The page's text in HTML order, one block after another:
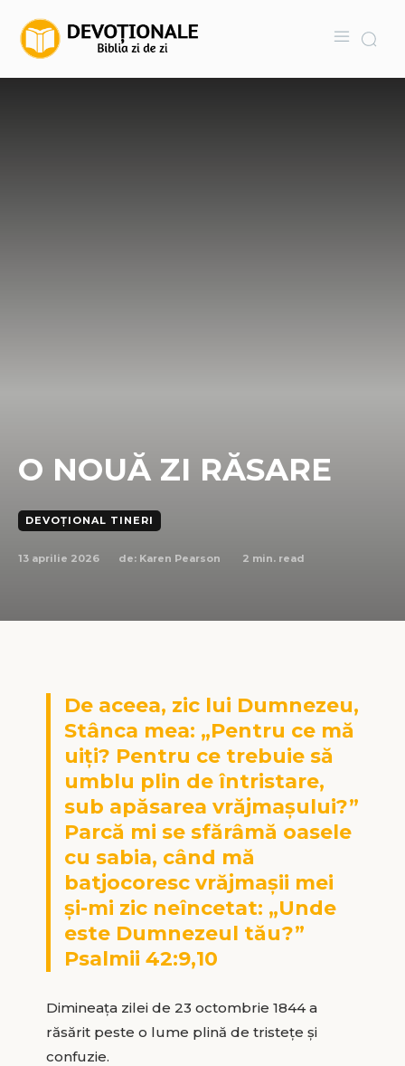
O NOUĂ ZI RĂSARE
DEVOȚIONAL TINERI
13 aprilie 2026 de: Karen Pearson 2 min. read
De aceea, zic lui Dumnezeu,
Stânca mea: „Pentru ce mă
uiți? Pentru ce trebuie să
umblu plin de întristare,
sub apăsarea vrăjmașului?”
Parcă mi se sfărâmă oasele
cu sabia, când mă
batjocoresc vrăjmașii mei
și-mi zic neîncetat: „Unde
este Dumnezeul tău?”
Psalmii 42:9,10
Dimineața zilei de 23 octombrie 1844 a
răsărit peste o lume plină de tristețe și
confuzie.